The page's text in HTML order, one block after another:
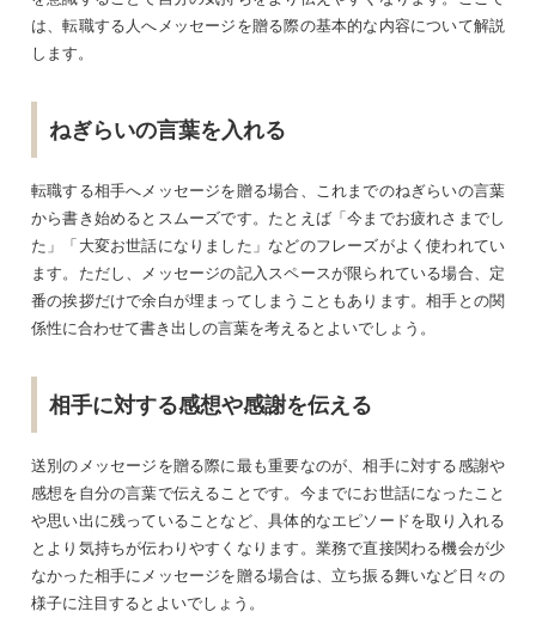
は、転職する人へメッセージを贈る際の基本的な内容について解説
します。
ねぎらいの言葉を入れる
転職する相手へメッセージを贈る場合、これまでのねぎらいの言葉
から書き始めるとスムーズです。たとえば「今までお疲れさまでし
た」「大変お世話になりました」などのフレーズがよく使われてい
ます。ただし、メッセージの記入スペースが限られている場合、定
番の挨拶だけで余白が埋まってしまうこともあります。相手との関
係性に合わせて書き出しの言葉を考えるとよいでしょう。
相手に対する感想や感謝を伝える
送別のメッセージを贈る際に最も重要なのが、相手に対する感謝や
感想を自分の言葉で伝えることです。今までにお世話になったこと
や思い出に残っていることなど、具体的なエピソードを取り入れる
とより気持ちが伝わりやすくなります。業務で直接関わる機会が少
なかった相手にメッセージを贈る場合は、立ち振る舞いなど日々の
様子に注目するとよいでしょう。